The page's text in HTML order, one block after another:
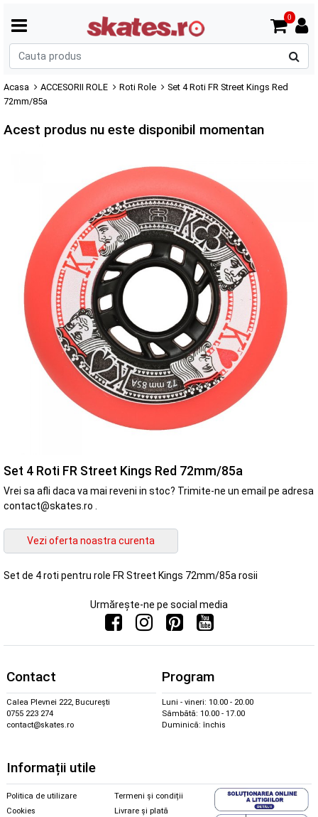
0
Acasa ACCESORII ROLE Roti Role
Set 4 Roti FR Street Kings Red
72mm/85a
Acest produs nu este disponibil momentan
Set 4 Roti FR Street Kings Red 72mm/85a
Vrei sa afli daca va mai reveni in stoc? Trimite-ne un email pe adresa
contact@skates.ro .
Set de 4 roti pentru role FR Street Kings 72mm/85a rosii
Urmărește-ne pe social media
Contact
Calea Plevnei 222, București
0755 223 274
contact@skates.ro
Program
Luni - vineri: 10.00 - 20.00
Sâmbătă: 10.00 - 17.00
Duminică: închis
Informații utile
Politica de utilizare
Cookies
Termeni și condiții
Livrare și plată